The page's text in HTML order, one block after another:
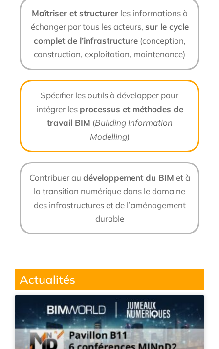
Maîtriser et structurerles informations à
échanger par tous les acteurs, sur le cycle
complet de l’infrastructure(conception,
construction, exploitation, maintenance)
Spécifier les outils à développer pour
intégrer les processus et méthodes de
travail BIM (Building Information
Modelling)
Contribuer au développement du BIM et à
la transition numérique dans le domaine
des infrastructures et de l’aménagement
durable
Actualités